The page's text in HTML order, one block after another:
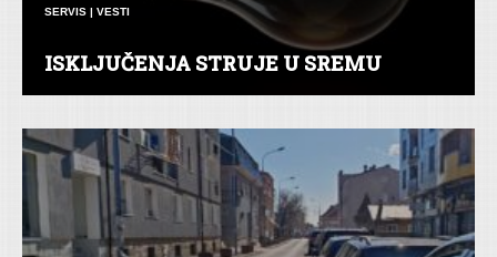
SERVIS | VESTI
ISKLJUČENJA STRUJE U SREMU